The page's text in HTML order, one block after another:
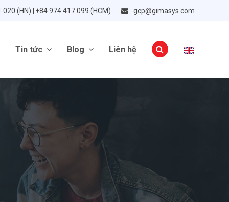
020 (HN) | +84 974 417 099 (HCM) gcp@gimasys.com
Tin tức Blog Liên hệ